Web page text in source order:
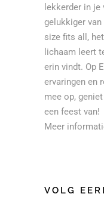
lekkerder in
gelukkiger
size fits all,
lichaam leert
erin vindt. Op
ervaringen en
mee op,
een feest van!
Meer
VOLG